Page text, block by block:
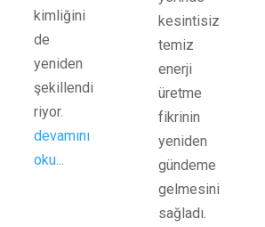
kimliğini
de
yeniden
şekillendi
riyor.
devamını
oku...
kesintisiz
temiz
enerji
üretme
fikrinin
yeniden
gündeme
gelmesini
sağladı.